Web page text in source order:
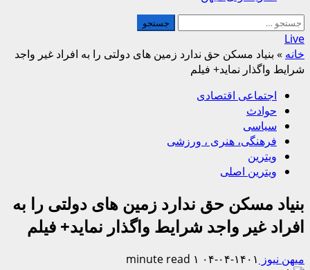
جستجو
برای:
Live
خانه » بنیاد مسکن حق ندارد زمین های دولتی را به افراد غیر واجد
شرایط واگذار نماید+ فیلم
اجتماعی اقتصادی
حوادث
سیاسی
فرهنگی، هنری ، ورزشی
ویترین
ویترین اصلی
بنیاد مسکن حق ندارد زمین های دولتی را به
افراد غیر واجد شرایط واگذار نماید+ فیلم
میهن نیوز ۱۴۰۱-۰۴-۰۴ ۱ minute read